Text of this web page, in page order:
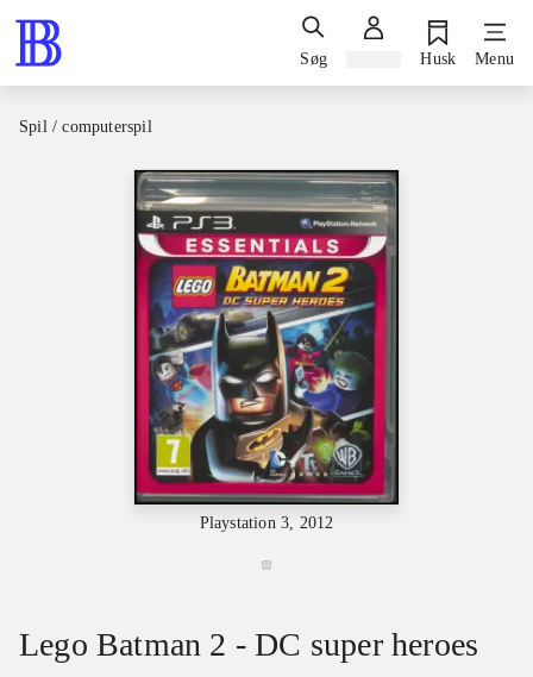
Søg Husk Menu
Spil / computerspil
Playstation 3, 2012
Lego Batman 2 - DC super heroes